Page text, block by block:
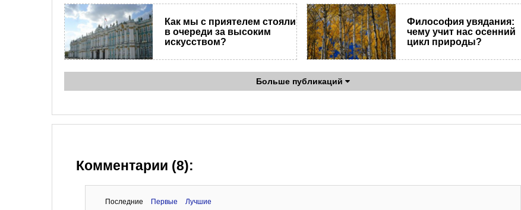
Как мы с приятелем стояли
в очереди за высоким
искусством?
Философия увядания:
чему учит нас осенний
цикл природы?
Больше публикаций
Комментарии (8):
Последние Первые Лучшие